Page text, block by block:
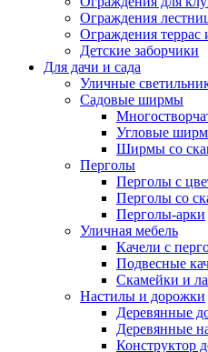
Ограждения
Ограждения террас
Детские заборчики
Для дачи и сада
Уличные
Садовые ширмы
Угловые
Ширмы со
Перголы
Перголы с
Перголы со
Перголы-арки
Уличная мебель
Качели с
Подвесные
Скамейки и
Настилы и дорожки
Деревянные
Деревянные
Конструктор